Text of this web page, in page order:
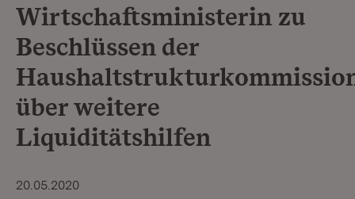
Wirtschaftsministerin zu
Beschlüssen der
über weitere
Liquiditätshilfen
20.05.2020